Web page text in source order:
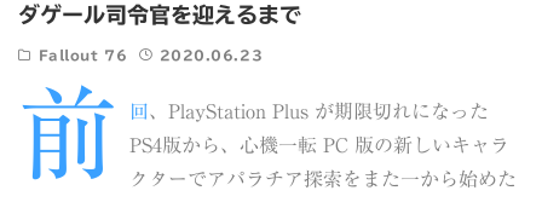
ダゲール司令官を迎えるまで
Fallout 76 2020.06.23
前 回、PlayStation Plus が期限切れになった
PS4版から、心機一転 PC 版の新しいキャラ
クターでアパラチア探索をまた一から始めた